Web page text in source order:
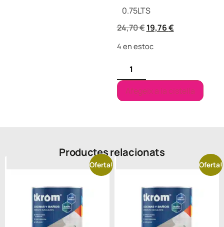
0.75LTS
24,70€ 19,76€
4 en estoc
Afegeix a la cistella
Productes relacionats
Oferta! Oferta!